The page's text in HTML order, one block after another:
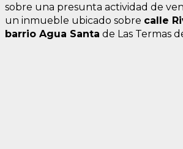
sobre una presunta actividad de
un inmueble ubicado sobre calle
barrio Agua Santa de Las Termas